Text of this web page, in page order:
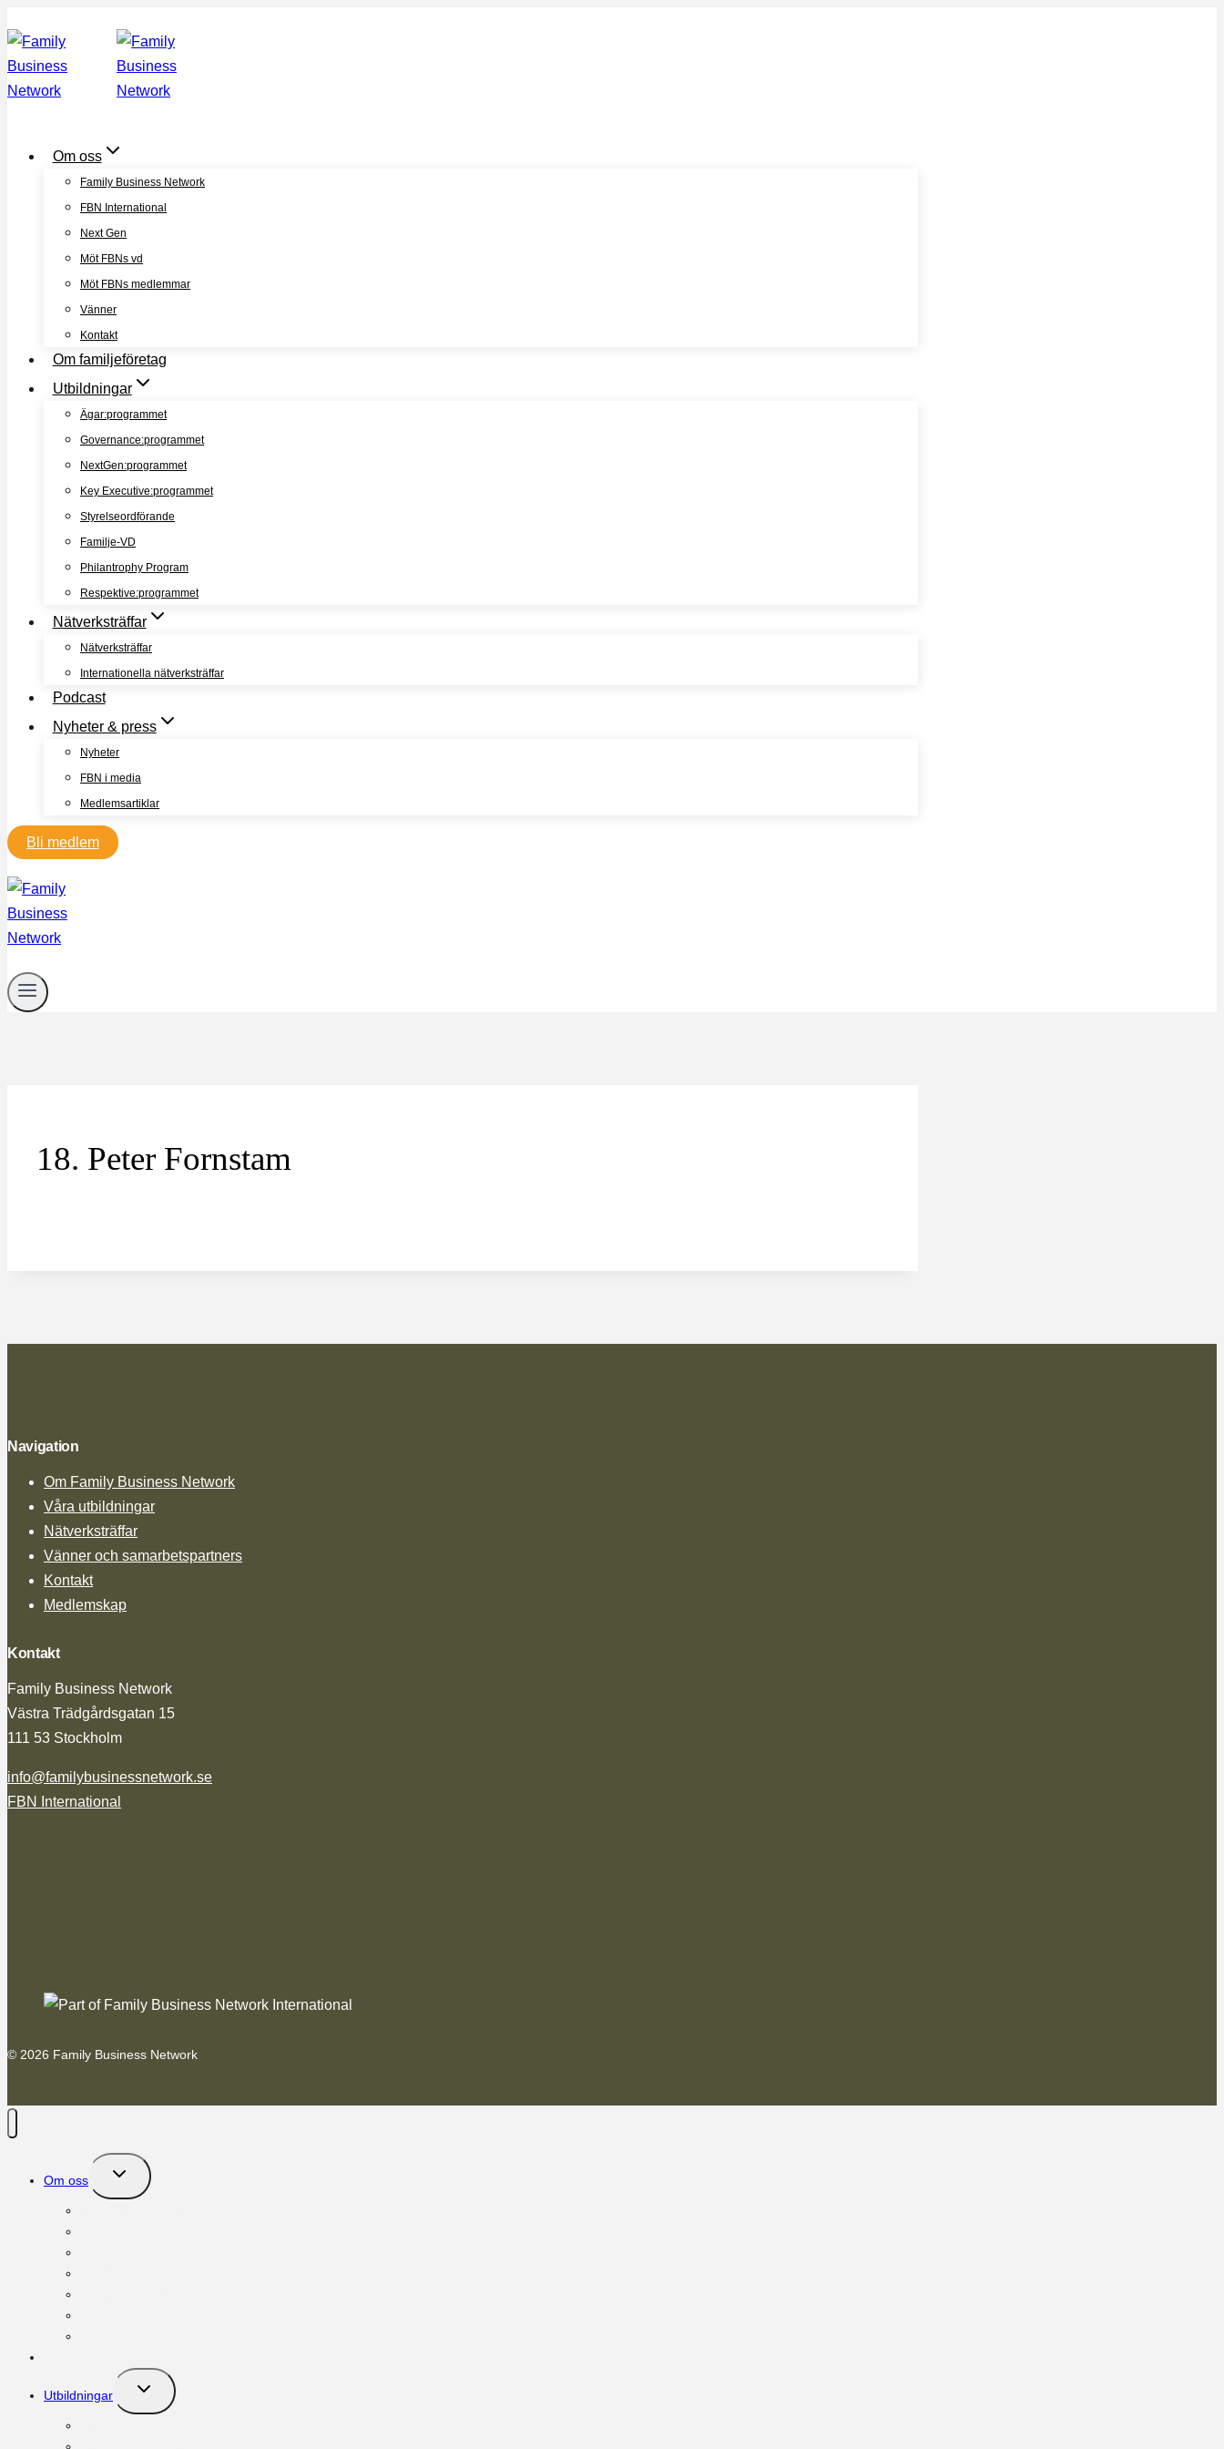
to
content
Om oss
Family Business Network
FBN International
Next Gen
Möt FBNs vd
Möt FBNs medlemmar
Vänner
Kontakt
Om familjeföretag
Utbildningar
Ägar:programmet
Governance:programmet
NextGen:programmet
Key Executive:programmet
Styrelseordförande
Familje-VD
Philantrophy Program
Respektive:programmet
Nätverksträffar
Nätverksträffar
Internationella nätverksträffar
Podcast
Nyheter & press
Nyheter
FBN i media
Medlemsartiklar
Bli medlem
18. Peter Fornstam
Navigation
Om Family Business Network
Våra utbildningar
Nätverksträffar
Vänner och samarbetspartners
Kontakt
Medlemskap
Kontakt
Family Business Network
Västra Trädgårdsgatan 15
111 53 Stockholm
info@familybusinessnetwork.se
FBN International
© 2026 Family Business Network
Om oss
Toggle
menu
Utbildningar
Toggle
menu